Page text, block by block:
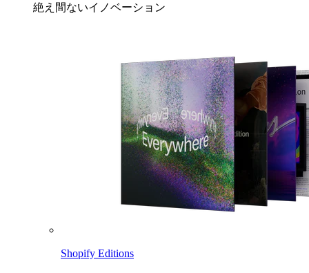
絶え間ないイノベーション
Shopify Editions